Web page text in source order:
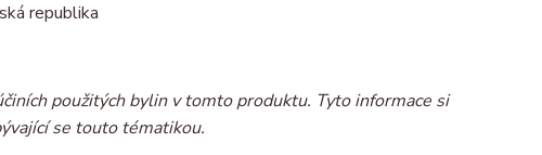
republika
použitých bylin v tomto produktu. Tyto informace si
se touto tématikou.